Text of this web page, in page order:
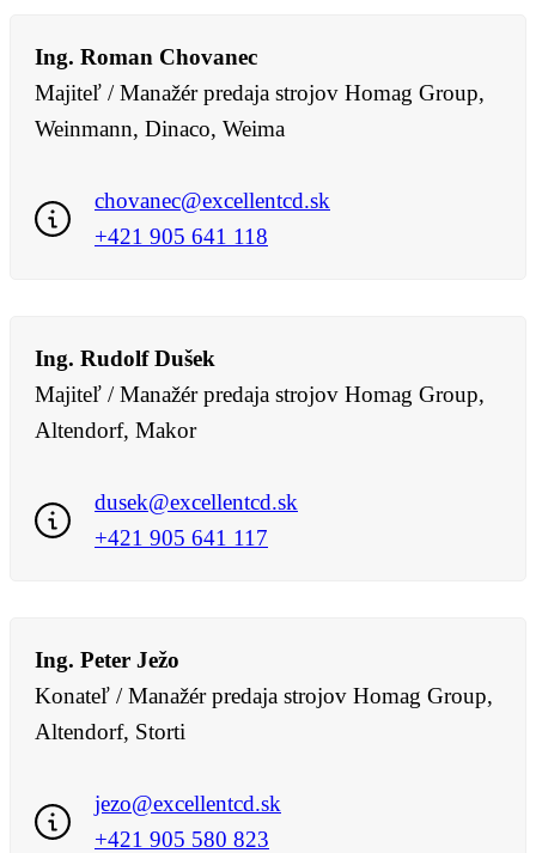
Ing. Roman Chovanec
Majiteľ / Manažér predaja strojov Homag Group,
Weinmann, Dinaco, Weima
chovanec@excellentcd.sk
+421 905 641 118
Ing. Rudolf Dušek
Majiteľ / Manažér predaja strojov Homag Group,
Altendorf, Makor
dusek@excellentcd.sk
+421 905 641 117
Ing. Peter Ježo
Konateľ / Manažér predaja strojov Homag Group,
Altendorf, Storti
jezo@excellentcd.sk
+421 905 580 823